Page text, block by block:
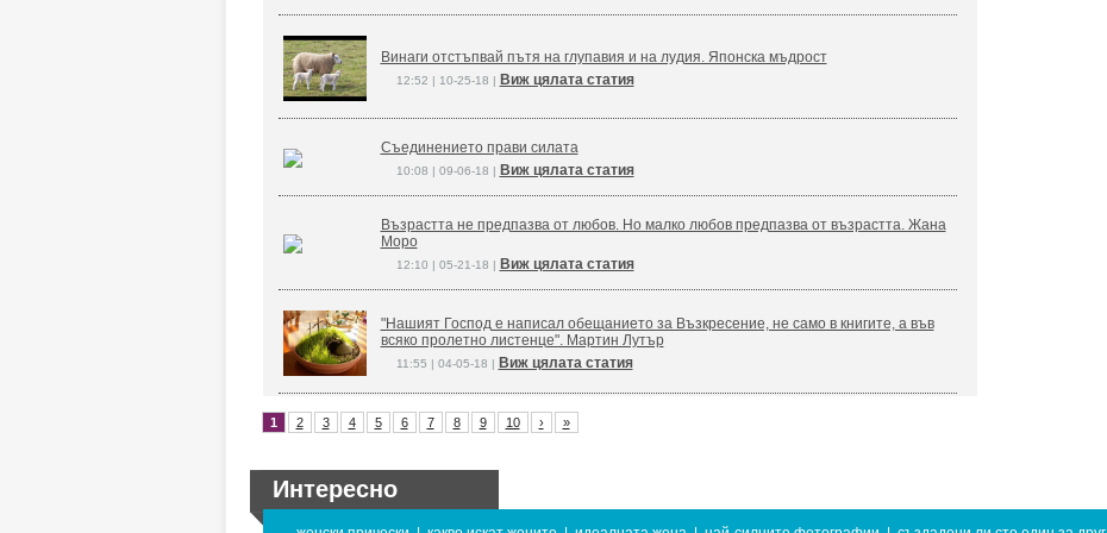
Винаги отстъпвай пътя на глупавия и на лудия. Японска мъдрост
12:52 | 10-25-18 | Виж цялата статия
Съединението прави силата
10:08 | 09-06-18 | Виж цялата статия
Възрастта не предпазва от любов. Но малко любов предпазва от възрастта. Жана
Моро
12:10 | 05-21-18 | Виж цялата статия
"Нашият Господ е написал обещанието за Възкресение, не само в книгите, а във
всяко пролетно листенце". Мартин Лутър
11:55 | 04-05-18 | Виж цялата статия
1 2 3 4 5 6 7 8 9 10 › »
Интересно